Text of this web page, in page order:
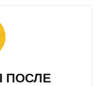
ПОСЛЕ